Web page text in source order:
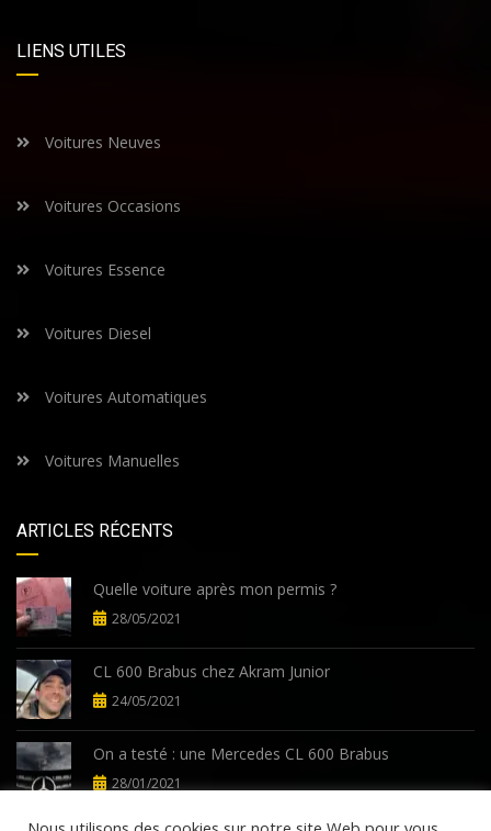
LIENS UTILES
Voitures Neuves
Voitures Occasions
Voitures Essence
Voitures Diesel
Voitures Automatiques
Voitures Manuelles
ARTICLES RÉCENTS
Quelle voiture après mon permis ?
28/05/2021
CL 600 Brabus chez Akram Junior
24/05/2021
On a testé : une Mercedes CL 600 Brabus
28/01/2021